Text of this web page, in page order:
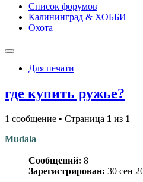
Список форумов
Калининград & ХОББИ
Охота
Для печати
где купить ружье?
1 сообщение • Страница 1 из 1
Mudala
Сообщений: 8
Зарегистрирован: 30 сен